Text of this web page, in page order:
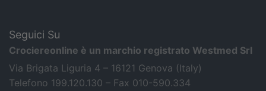
Seguici Su
Crociereonline è un marchio registrato Westmed Srl
Via Brigata Liguria 4 – 16121 Genova (Italy)
Telefono 199.120.130 – Fax 010-590.334